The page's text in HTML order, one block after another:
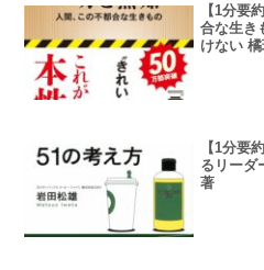
【1分要
合な生き
けない
【1分要
るリーダ
著